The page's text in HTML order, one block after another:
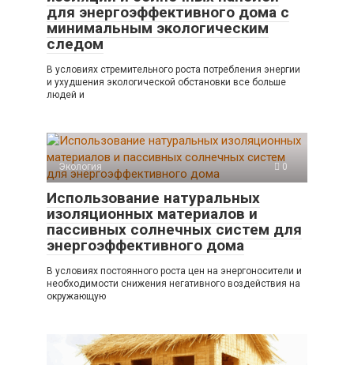
для энергоэффективного дома с
минимальным экологическим
следом
В условиях стремительного роста потребления энергии
и ухудшения экологической обстановки все больше
людей и
Экология 0
Использование натуральных
изоляционных материалов и
пассивных солнечных систем для
энергоэффективного дома
В условиях постоянного роста цен на энергоносители и
необходимости снижения негативного воздействия на
окружающую